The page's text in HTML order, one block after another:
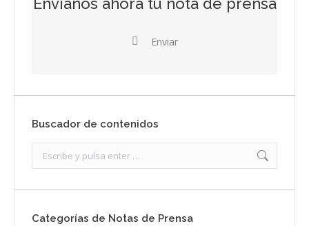
Enviar
Buscador de contenidos
Categorías de Notas de Prensa